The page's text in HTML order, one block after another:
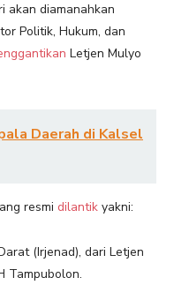
akan diamanahkan
Politik, Hukum, dan
Letjen Mulyo
Daerah di Kalsel
resmi dilantik yakni:
(Irjenad), dari Letjen
Tampubolon.